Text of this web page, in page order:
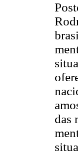
das